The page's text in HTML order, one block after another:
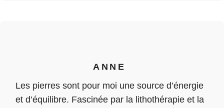
ANNE
Les pierres sont pour moi une source d’énergie
et d’équilibre. Fascinée par la lithothérapie et la